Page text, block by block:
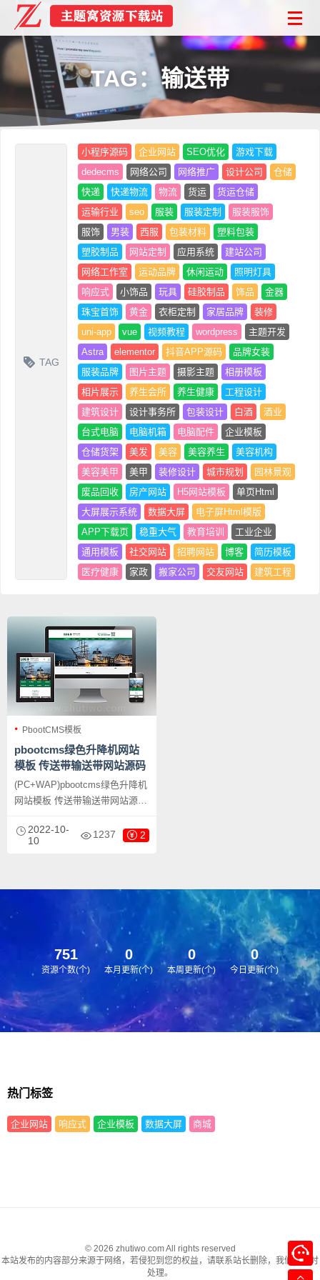
TAG：输送带
TAG
小程序源码 企业网站 SEO优化
游戏下载
dedecms
网络公司 网络推广 设计公司
仓储
快递
快递物流 物流 货运
货运仓储
运输行业
seo 服装 服装定制
服装服饰
服饰
男装 西服 包装材料
塑料包装
塑胶制品
网站定制 应用系统
建站公司
网络工作室
运动品牌 休闲运动
照明灯具
响应式
小饰品 玩具 硅胶制品 饰品
金器
珠宝首饰
黄金 衣柜定制 家居品牌
装修
uni-app
vue 视频教程 wordpress
主题开发
Astra
elementor 抖音APP源码
品牌女装
服装品牌
图片主题 摄影主题
相册模板
相片展示
养生会所 养生健康
工程设计
建筑设计
设计事务所 包装设计 白酒
酒业
台式电脑
电脑机箱 电脑配件
企业模板
仓储货架
美发 美容 美容养生
美容机构
美容美甲
美甲 装修设计 城市规划
园林景观
废品回收
房产网站 H5网站模板
单页Html
大屏展示系统
数据大屏
电子屏Html模版
APP下载页
稳重大气 教育培训
工业企业
通用模板
社交网站 招聘网站 博客
简历模板
医疗健康
家政 搬家公司 交友网站 建筑工程
PbootCMS模板
pbootcms绿色升降机网站
模板 传送带输送带网站源码
下载
(PC+WAP)pbootcms绿色升降机
网站模板 传送带输送带网站源码
站模板，该模板适用于升降机网
站、传送带网站等企业，当然其
2022-10-
10
1237 2
751
资源个数(个)
0
本月更新(个)
0
本周更新(个)
0
今日更新(个)
热门标签
企业网站 响应式 企业模板 数据大屏 商城
© 2026 zhutiwo.com All rights reserved
本站发布的内容部分来源于网络，若侵犯到您的权益，请联系站长删除，我们将及时
处理。